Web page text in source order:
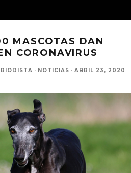
MASCOTAS DAN
CORONAVIRUS
· NOTICIAS · ABRIL 23, 2020